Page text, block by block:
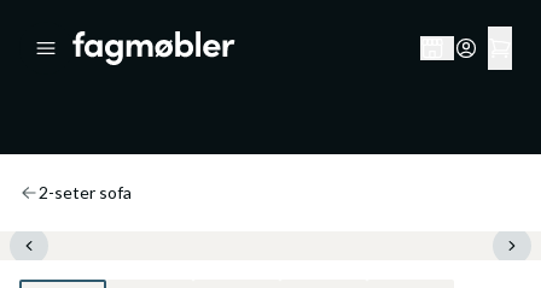
2-seter sofa